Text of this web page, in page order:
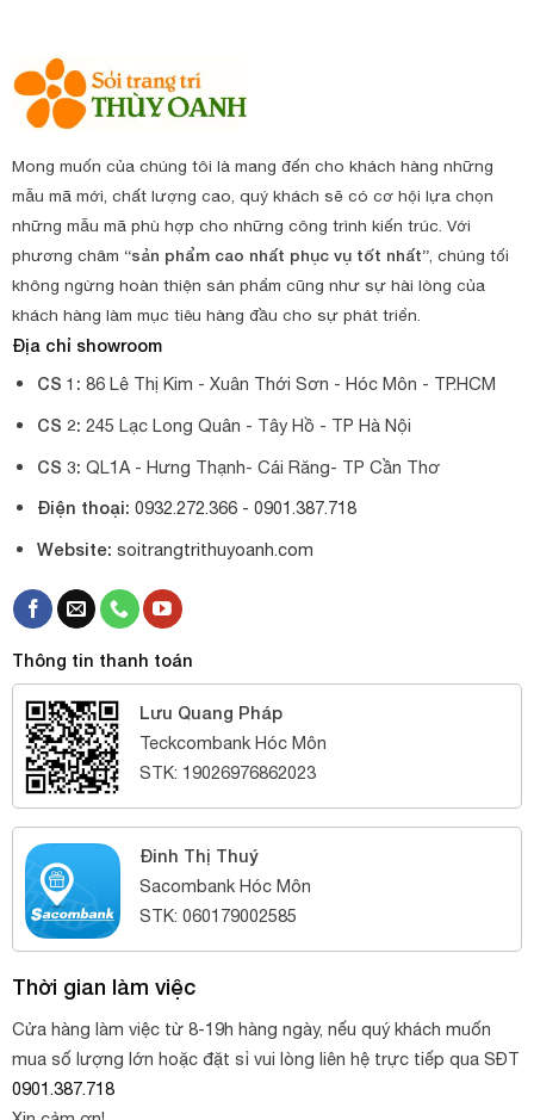
Mong muốn của chúng tôi là mang đến cho khách hàng những
mẫu mã mới, chất lượng cao, quý khách sẽ có cơ hội lựa chọn
những mẫu mã phù hợp cho những công trình kiến trúc. Với
phương châm “sản phẩm cao nhất phục vụ tốt nhất”, chúng tối
không ngừng hoàn thiện sản phẩm cũng như sự hài lòng của
khách hàng làm mục tiêu hàng đầu cho sự phát triển.
Địa chỉ showroom
CS 1: 86 Lê Thị Kim - Xuân Thới Sơn - Hóc Môn - TP.HCM
CS 2: 245 Lạc Long Quân - Tây Hồ - TP Hà Nội
CS 3: QL1A - Hưng Thạnh- Cái Răng- TP Cần Thơ
Điện thoại: 0932.272.366 - 0901.387.718
Website: soitrangtrithuyoanh.com
Thông tin thanh toán
Lưu Quang Pháp
Teckcombank Hóc Môn
STK: 19026976862023
Đinh Thị Thuý
Sacombank Hóc Môn
STK: 060179002585
Thời gian làm việc
Cửa hàng làm việc từ 8-19h hàng ngày, nếu quý khách muốn
mua số lượng lớn hoặc đặt sỉ vui lòng liên hệ trực tiếp qua SĐT
0901.387.718